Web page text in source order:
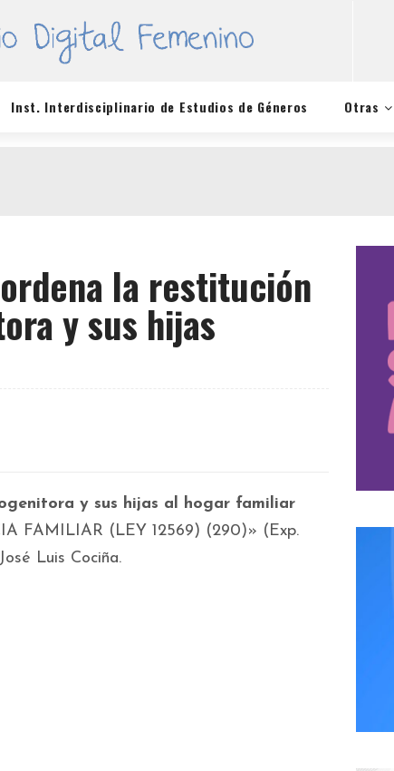
Inst. Interdisciplinario de Estudios de Géneros Otras
la restitución
y sus hijas
y sus hijas al hogar familiar
FAMILIAR (LEY 12569) (290)» (Exp.
Luis Cociña.